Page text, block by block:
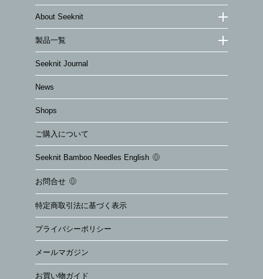
About Seeknit
製品一覧
Seeknit Journal
News
Shops
ご購入について
Seeknit Bamboo Needles English
お問合せ
特定商取引法に基づく表示
プライバシーポリシー
メールマガジン
お買い物ガイド